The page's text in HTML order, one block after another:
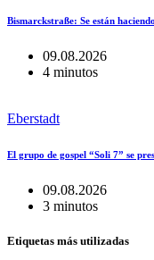
Bismarckstraße: Se están
09.08.2026
4 minutos
Eberstadt
El grupo de gospel “Soli 7” se
09.08.2026
3 minutos
Etiquetas más utilizadas